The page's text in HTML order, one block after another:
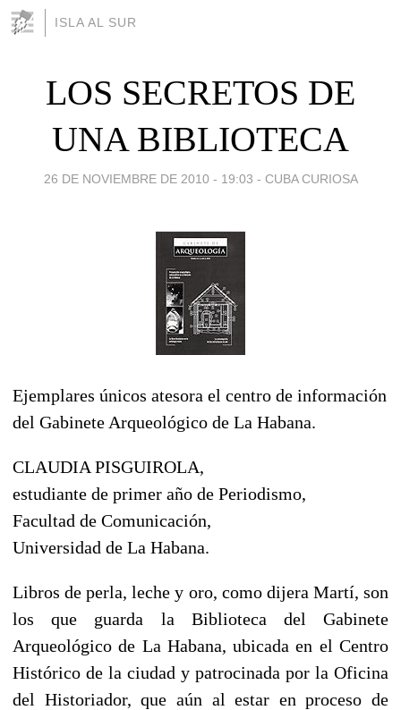
ISLA AL SUR
LOS SECRETOS DE
UNA BIBLIOTECA
26 DE NOVIEMBRE DE 2010 - 19:03 - CUBA CURIOSA
Ejemplares únicos atesora el centro de información
del Gabinete Arqueológico de La Habana.
CLAUDIA PISGUIROLA,
estudiante de primer año de Periodismo,
Facultad de Comunicación,
Universidad de La Habana.
Libros de perla, leche y oro, como dijera Martí, son
los que guarda la Biblioteca del Gabinete
Arqueológico de La Habana, ubicada en el Centro
Histórico de la ciudad y patrocinada por la Oficina
del Historiador, que aún al estar en proceso de